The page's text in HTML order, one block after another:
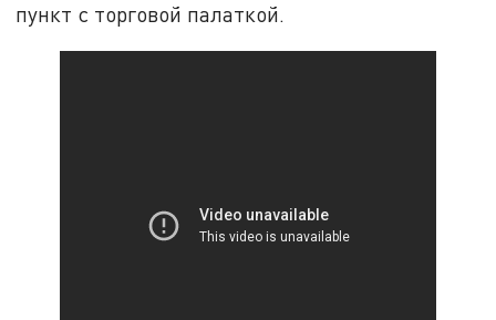
пункт с торговой палаткой.